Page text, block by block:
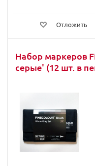
Отложить
Набор маркеров
серые' (12 шт. в